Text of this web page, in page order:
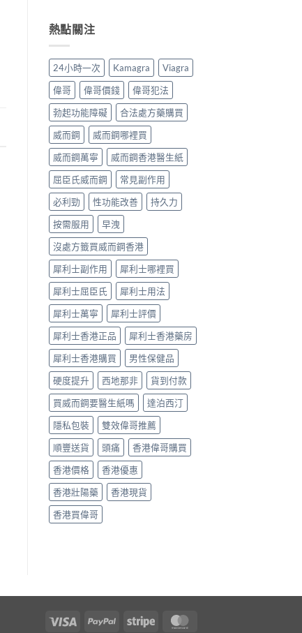
解
析〉
無
效
數
食
法
唔
對，
作
用
要
識
分
重〉
中
機
制、
法、
續
時
間、
副
用
一
次
對
清〉
男
人
第
嘅
「隱
形
壓
力」：
點
解
愈
嚟
愈
人
選
擇
用
藥
幫
自
己
重
回
軌
道？〉
中
熱點關注
24小時一次 Kamagra
Viagra
偉哥
偉哥價錢
偉哥犯法
勃起功能障礙
合法處方藥購買
威而鋼
威而鋼哪裡買
威而鋼萬寧
威而鋼香港醫生紙
屈臣氏威而鋼
常見副作用
必利勁
性功能改善
持久力
按需服用
早洩
沒處方籤買威而鋼香港
犀利士副作用
犀利士哪裡買
犀利士屈臣氏
犀利士用法
犀利士萬寧
犀利士評價
犀利士香港正品
犀利士香港藥房
犀利士香港購買
男性保健品
硬度提升
西地那非
貨到付款
買威而鋼要醫生紙嗎
達泊西汀
隱私包裝
雙效偉哥推薦
順豐送貨
頭痛
香港偉哥購買
香港價格
香港優惠
香港壯陽藥
香港現貨
香港買偉哥
Visa PayPal Stripe